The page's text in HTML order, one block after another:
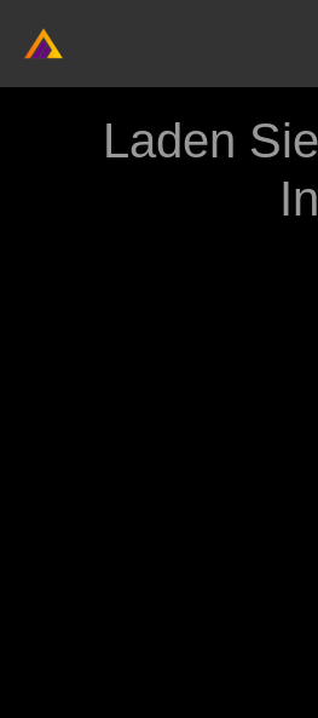
Laden